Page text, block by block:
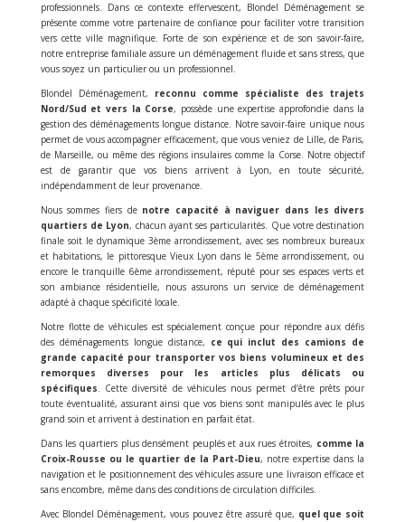
professionnels. Dans ce contexte effervescent, Blondel Déménagement se
présente comme votre partenaire de confiance pour faciliter votre transition
vers cette ville magnifique. Forte de son expérience et de son savoir-faire,
notre entreprise familiale assure un déménagement fluide et sans stress, que
vous soyez un particulier ou un professionnel.
Blondel Déménagement, reconnu comme spécialiste des trajets
Nord/Sud et vers la Corse, possède une expertise approfondie dans la
gestion des déménagements longue distance. Notre savoir-faire unique nous
permet de vous accompagner efficacement, que vous veniez de Lille, de Paris,
de Marseille, ou même des régions insulaires comme la Corse. Notre objectif
est de garantir que vos biens arrivent à Lyon, en toute sécurité,
indépendamment de leur provenance.
Nous sommes fiers de notre capacité à naviguer dans les divers
quartiers de Lyon, chacun ayant ses particularités. Que votre destination
finale soit le dynamique 3ème arrondissement, avec ses nombreux bureaux
et habitations, le pittoresque Vieux Lyon dans le 5ème arrondissement, ou
encore le tranquille 6ème arrondissement, réputé pour ses espaces verts et
son ambiance résidentielle, nous assurons un service de déménagement
adapté à chaque spécificité locale.
Notre flotte de véhicules est spécialement conçue pour répondre aux défis
des déménagements longue distance, ce qui inclut des camions de
grande capacité pour transporter vos biens volumineux et des
remorques diverses pour les articles plus délicats ou
spécifiques. Cette diversité de véhicules nous permet d’être prêts pour
toute éventualité, assurant ainsi que vos biens sont manipulés avec le plus
grand soin et arrivent à destination en parfait état.
Dans les quartiers plus densément peuplés et aux rues étroites, comme la
Croix-Rousse ou le quartier de la Part-Dieu, notre expertise dans la
navigation et le positionnement des véhicules assure une livraison efficace et
sans encombre, même dans des conditions de circulation difficiles.
Avec Blondel Déménagement, vous pouvez être assuré que, quel que soit